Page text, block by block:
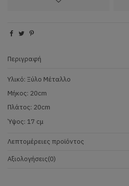
Περιγραφή
Υλικό: Ξύλο Μέταλλο
Μήκος: 20cm
Πλάτος: 20cm
Ύψος: 17 cμ
Λεπτομέρειες προϊόντος
Αξιολογήσεις(0)